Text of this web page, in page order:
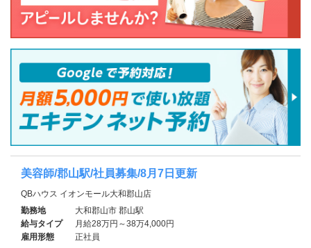
美容師/郡山駅/社員募集/8月7日更新
QBハウス イオンモール大和郡山店
勤務地
大和郡山市 郡山駅
給与タイプ
月給28万円～38万4,000円
雇用形態
正社員